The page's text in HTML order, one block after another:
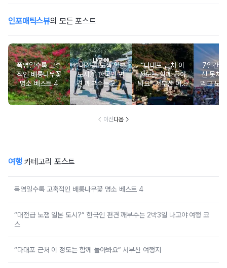
인포매틱스뷰의 모든 포스트
폭염일수록 고혹
적인 배롱나무꽃
명소 베스트 4
“대전급 노잼 일본
도시?” 한국인 편
견 깨부수는 2박3
일 나고야 여행 코
스
“다대포 근처 이
정도는 함께 돌아
봐요” 서부산 여행
지
7일간
신 못차
먹고 노
이전다음
여행 카테고리 포스트
폭염일수록 고혹적인 배롱나무꽃 명소 베스트 4
“대전급 노잼 일본 도시?” 한국인 편견 깨부수는 2박3일 나고야 여행 코
스
“다대포 근처 이 정도는 함께 돌아봐요” 서부산 여행지